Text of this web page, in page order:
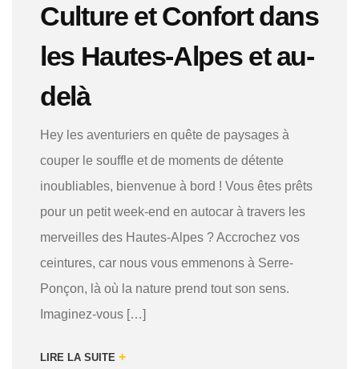
Culture et Confort dans
les Hautes-Alpes et au-
delà
Hey les aventuriers en quête de paysages à
couper le souffle et de moments de détente
inoubliables, bienvenue à bord ! Vous êtes prêts
pour un petit week-end en autocar à travers les
merveilles des Hautes-Alpes ? Accrochez vos
ceintures, car nous vous emmenons à Serre-
Ponçon, là où la nature prend tout son sens.
Imaginez-vous […]
LIRE LA SUITE +